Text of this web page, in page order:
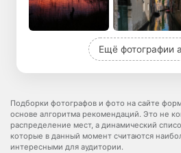
Ещё фотографии
Подборки фотографов и фото на сайте
основе алгоритма рекомендаций. Это не
распределение мест, а динамический
которые в данный момент считаются
интересными для аудитории.